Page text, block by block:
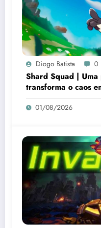
Diogo Batista 0
Shard Squad |
transforma o caos
01/08/2026